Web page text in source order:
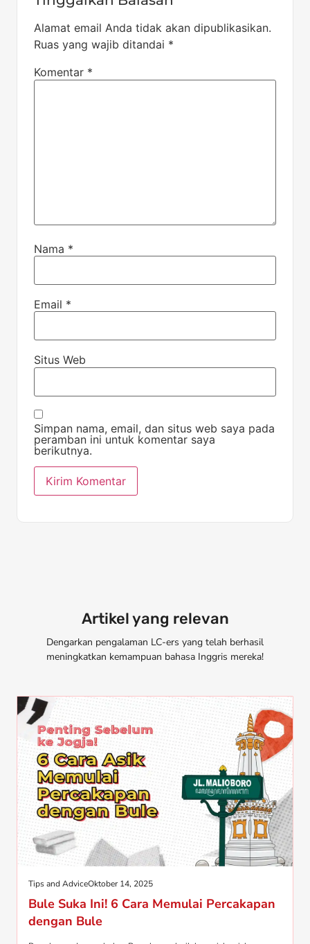
Alamat email Anda tidak akan dipublikasikan.
Ruas yang wajib ditandai *
Komentar *
Nama *
Email *
Situs Web
Simpan nama, email, dan situs web saya pada
peramban ini untuk komentar saya
berikutnya.
Artikel yang relevan
Dengarkan pengalaman LC-ers yang telah berhasil
meningkatkan kemampuan bahasa Inggris mereka!
Tips and AdviceOktober 14, 2025
Bule Suka Ini! 6 Cara Memulai Percakapan
dengan Bule